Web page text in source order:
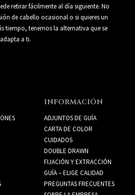
retirar fácilmente al día siguiente. No
de cabello ocasional o si quieres un
tiempo, tenemos la alternativa que se
adapta a ti.
INFORMACIÓN
ADJUNTOS DE GUÍA
CARTA DE COLOR
CUIDADOS
DOUBLE DRAWN
FIJACIÓN Y EXTRACCIÓN
GUÍA – ELIGE CALIDAD
PREGUNTAS FRECUENTES